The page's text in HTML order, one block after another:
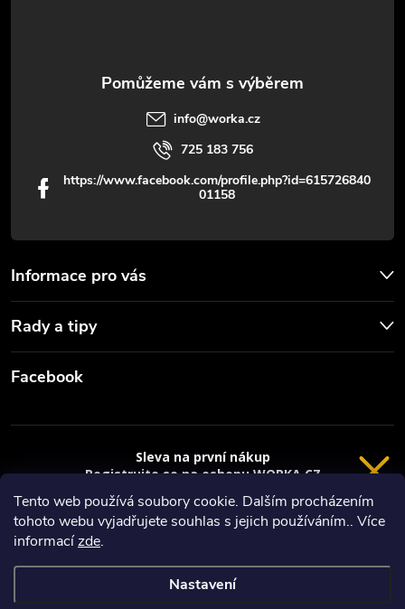
Tento web používá soubory cookie. Dalším procházením
tohoto webu vyjadřujete souhlas s jejich používáním.. Více
informacízde.
Nastavení
Informace pro vás
Rady a tipy
info@worka.cz
725 183 756
https://www.facebook.com/profile.php?id=615726840
01158
Facebook
Vytvořil Shoptet
Copyright 2026
VRÁCENÍ 14 DNÍ
Sleva na první nákup
Registrujte se na eshopu WORKA.CZ
sleva 100 Kč* na nákup je Vaše.
Registrace
Privacy policy